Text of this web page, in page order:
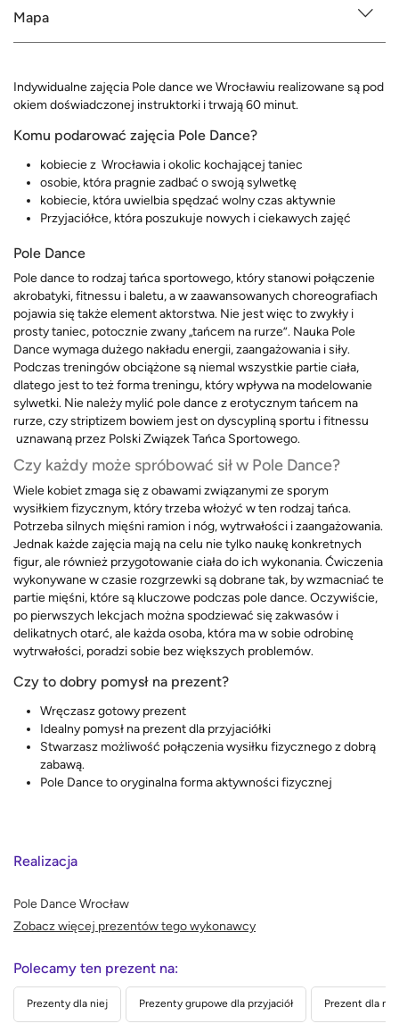
Mapa
Indywidualne zajęcia Pole dance we Wrocławiu realizowane są pod
okiem doświadczonej instruktorki i trwają 60 minut.
Komu podarować zajęcia Pole Dance?
kobiecie z Wrocławia i okolic kochającej taniec
osobie, która pragnie zadbać o swoją sylwetkę
kobiecie, która uwielbia spędzać wolny czas aktywnie
Przyjaciółce, która poszukuje nowych i ciekawych zajęć
Pole Dance
Pole dance to rodzaj tańca sportowego, który stanowi połączenie
akrobatyki, fitnessu i baletu, a w zaawansowanych choreografiach
pojawia się także element aktorstwa. Nie jest więc to zwykły i
prosty taniec, potocznie zwany „tańcem na rurze”. Nauka Pole
Dance wymaga dużego nakładu energii, zaangażowania i siły.
Podczas treningów obciążone są niemal wszystkie partie ciała,
dlatego jest to też forma treningu, który wpływa na modelowanie
sylwetki. Nie należy mylić pole dance z erotycznym tańcem na
rurze, czy striptizem bowiem jest on dyscypliną sportu i fitnessu
uznawaną przez Polski Związek Tańca Sportowego.
Czy każdy może spróbować sił w Pole Dance?
Wiele kobiet zmaga się z obawami związanymi ze sporym
wysiłkiem fizycznym, który trzeba włożyć w ten rodzaj tańca.
Potrzeba silnych mięśni ramion i nóg, wytrwałości i zaangażowania.
Jednak każde zajęcia mają na celu nie tylko naukę konkretnych
figur, ale również przygotowanie ciała do ich wykonania. Ćwiczenia
wykonywane w czasie rozgrzewki są dobrane tak, by wzmacniać te
partie mięśni, które są kluczowe podczas pole dance. Oczywiście,
po pierwszych lekcjach można spodziewać się zakwasów i
delikatnych otarć, ale każda osoba, która ma w sobie odrobinę
wytrwałości, poradzi sobie bez większych problemów.
Czy to dobry pomysł na prezent?
Wręczasz gotowy prezent
Idealny pomysł na prezent dla przyjaciółki
Stwarzasz możliwość połączenia wysiłku fizycznego z dobrą
zabawą.
Pole Dance to oryginalna forma aktywności fizycznej
Realizacja
Pole Dance Wrocław
Zobacz więcej prezentów tego wykonawcy
Polecamy ten prezent na:
Prezenty dla niej Prezenty grupowe dla przyjaciół Prezent dla